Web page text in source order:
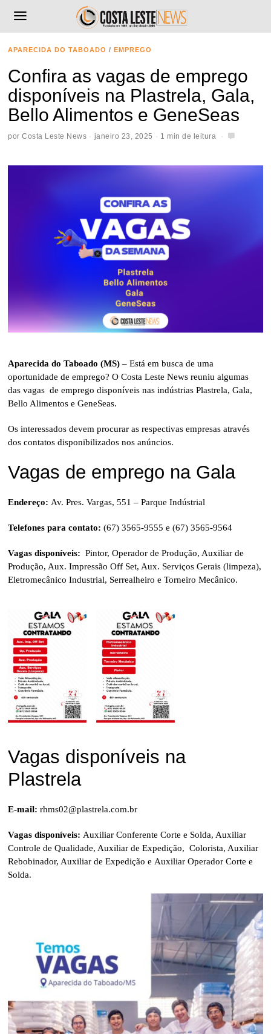
APARECIDA DO TABOADO / EMPREGO
Confira as vagas de emprego
disponíveis na Plastrela, Gala,
Bello Alimentos e GeneSeas
porCosta Leste News janeiro 23, 2025 1 min de leitura
Aparecida do Taboado (MS) – Está em busca de uma
oportunidade de emprego? O Costa Leste News reuniu algumas
das vagas de emprego disponíveis nas indústrias Plastrela, Gala,
Bello Alimentos e GeneSeas.
Os interessados devem procurar as respectivas empresas através
dos contatos disponibilizados nos anúncios.
Vagas de emprego na Gala
Endereço: Av. Pres. Vargas, 551 – Parque Indústrial
Telefones para contato: (67) 3565-9555 e (67) 3565-9564
Vagas disponíveis: Pintor, Operador de Produção, Auxiliar de
Produção, Aux. Impressão Off Set, Aux. Serviços Gerais (limpeza),
Eletromecânico Industrial, Serrealheiro e Torneiro Mecânico.
Vagas disponíveis na
Plastrela
E-mail: rhms02@plastrela.com.br
Vagas disponíveis:Auxiliar Conferente Corte e Solda, Auxiliar
Controle de Qualidade, Auxiliar de Expedição, Colorista, Auxiliar
Rebobinador, Auxiliar de Expedição e Auxiliar Operador Corte e
Solda.